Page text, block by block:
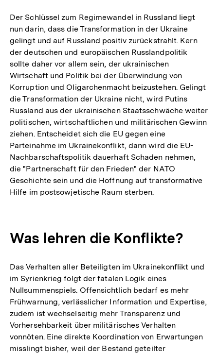
Der Schlüssel zum Regimewandel in Russland liegt
nun darin, dass die Transformation in der Ukraine
gelingt und auf Russland positiv zurückstrahlt. Kern
der deutschen und europäischen Russlandpolitik
sollte daher vor allem sein, der ukrainischen
Wirtschaft und Politik bei der Überwindung von
Korruption und Oligarchenmacht beizustehen. Gelingt
die Transformation der Ukraine nicht, wird Putins
Russland aus der ukrainischen Staatsschwäche weiter
politischen, wirtschaftlichen und militärischen Gewinn
ziehen. Entscheidet sich die EU gegen eine
Parteinahme im Ukrainekonflikt, dann wird die EU-
Nachbarschaftspolitik dauerhaft Schaden nehmen,
die "Partnerschaft für den Frieden" der NATO
Geschichte sein und die Hoffnung auf transformative
Hilfe im postsowjetische Raum sterben.
Was lehren die Konflikte?
Das Verhalten aller Beteiligten im Ukrainekonflikt und
im Syrienkrieg folgt der fatalen Logik eines
Nullsummenspiels. Offensichtlich bedarf es mehr
Frühwarnung, verlässlicher Information und Expertise,
zudem ist wechselseitig mehr Transparenz und
Vorhersehbarkeit über militärisches Verhalten
vonnöten. Eine direkte Koordination von Erwartungen
misslingt bisher, weil der Bestand geteilter